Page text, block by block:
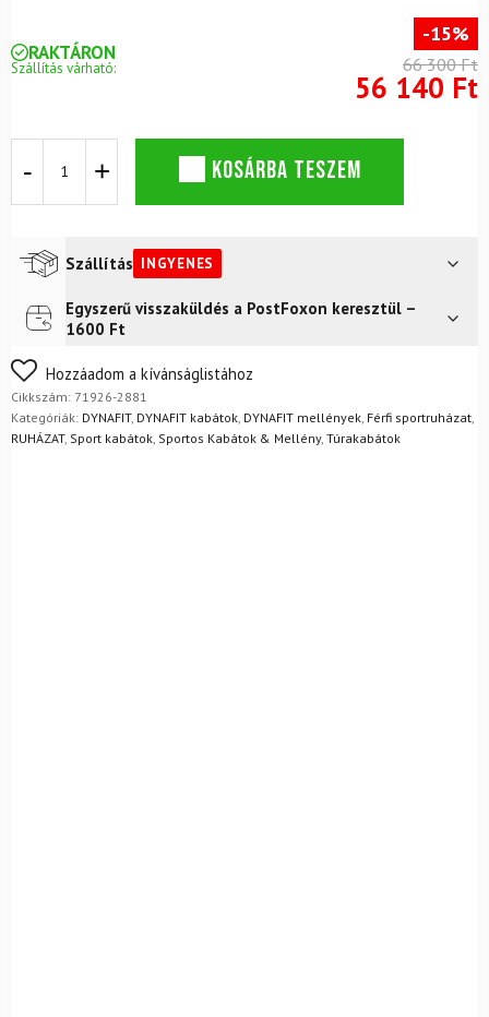
RAKTÁRON
Szállítás várható:
-15%
66 300 Ft
56 140 Ft
Transalper
Golden
dzseki
mennyiség
KOSÁRBA TESZEM
Szállítás INGYENES
Futár a címreIngyenes
FoxPost
Egyszerű visszaküldés a PostFoxon keresztül –
1600 Ft
Nem biztos a választásában? Semmi gond – a terméket
egyszerűen visszaküldheti 14 napon belül, indoklás nélkül.
Mik a visszaküldés feltételei?
Hozzáadom a kívánságlistához
Cikkszám: 71926-2881
Kategóriák: DYNAFIT, DYNAFIT kabátok DYNAFIT mellények Férfi sportruházat
RUHÁZAT, Sport kabátok Sportos Kabátok & Mellény, Túrakabátok